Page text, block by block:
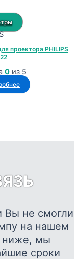
Этот
имеет
вариаций.
Опции
можно
товара.
проектора PHILIPS
0 из 5
Вы не смогли
на нашем
ниже, мы
сроки